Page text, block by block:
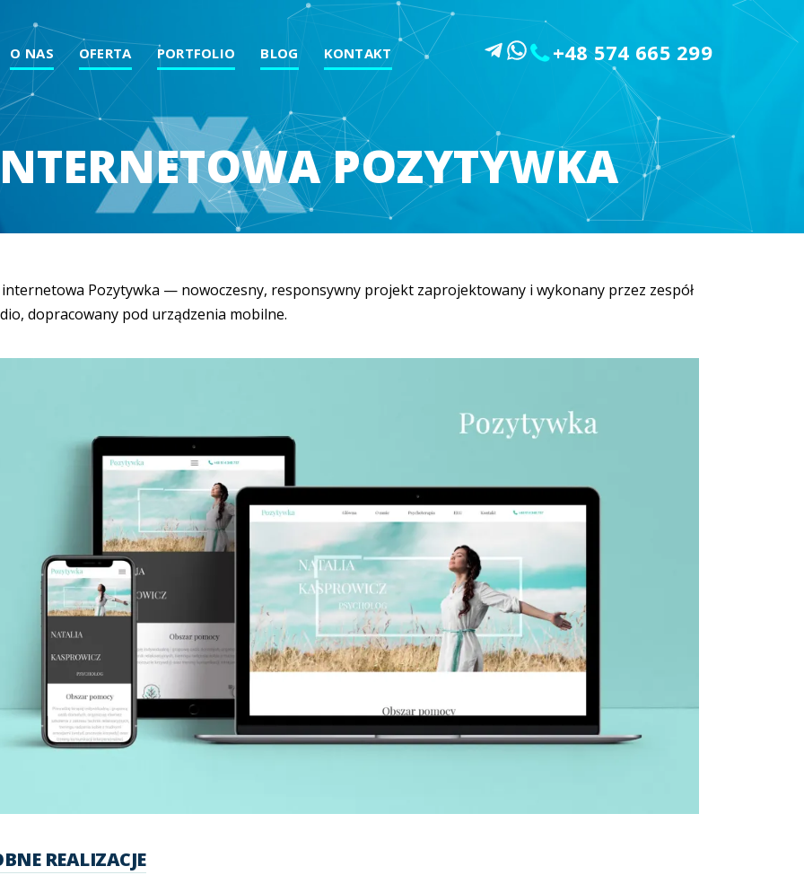
O NAS OFERTA PORTFOLIO BLOG KONTAKT +48 574 665 299
POZYTYWKA
Pozytywka — nowoczesny, responsywny projekt zaprojektowany i wykonany przez zespół
dopracowany pod urządzenia mobilne.
REALIZACJE